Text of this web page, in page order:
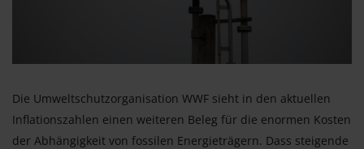
Die Umweltschutzorganisation WWF sieht in den aktuellen
Inflationszahlen einen weiteren Beleg für die enormen Kosten
der Abhängigkeit von fossilen Energieträgern. Dass steigende